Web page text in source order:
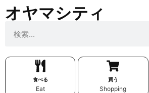
オヤマシティ
食べる
Eat
買う
Shopping